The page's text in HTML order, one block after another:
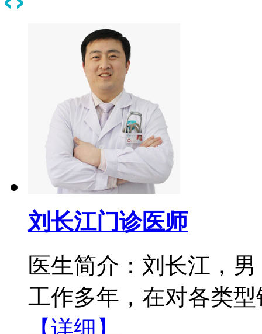
刘长江门诊医师
医生简介：刘长江，
工作多年，在对各类
【详细】